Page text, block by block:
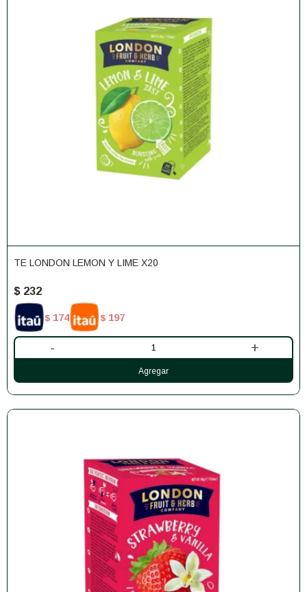
TE LONDON LEMON Y LIME X20
$ 232
$ 174 $ 197
- +